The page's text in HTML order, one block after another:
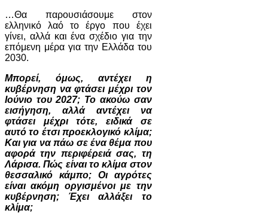
…Θα παρουσιάσουμε στον
ελληνικό λαό το έργο που έχει
γίνει, αλλά και ένα σχέδιο για την
επόμενη μέρα για την Ελλάδα του
2030.
Μπορεί, όμως, αντέχει η
κυβέρνηση να φτάσει μέχρι τον
Ιούνιο του 2027; Το ακούω σαν
εισήγηση, αλλά αντέχει να
φτάσει μέχρι τότε, ειδικά σε
αυτό το έτσι προεκλογικό κλίμα;
Και για να πάω σε ένα θέμα που
αφορά την περιφέρειά σας, τη
Λάρισα. Πώς είναι το κλίμα στον
θεσσαλικό κάμπο; Οι αγρότες
είναι ακόμη οργισμένοι με την
κυβέρνηση; Έχει αλλάξει το
κλίμα;